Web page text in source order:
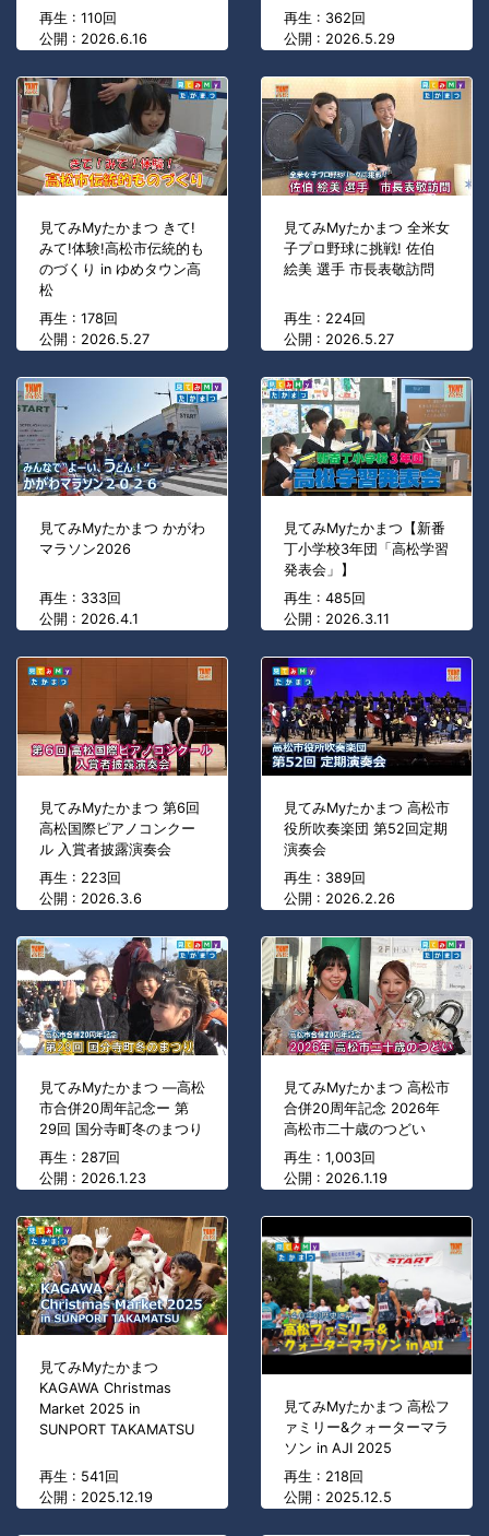
再生 : 110回
公開 : 2026.6.16
再生 : 362回
公開 : 2026.5.29
見てみMyたかまつ きて!
みて!体験!高松市伝統的も
のづくり in ゆめタウン高
松
再生 : 178回
公開 : 2026.5.27
見てみMyたかまつ 全米女
子プロ野球に挑戦! 佐伯
絵美 選手 市長表敬訪問
再生 : 224回
公開 : 2026.5.27
見てみMyたかまつ かがわ
マラソン2026
再生 : 333回
公開 : 2026.4.1
見てみMyたかまつ【新番
丁小学校3年団「高松学習
発表会」】
再生 : 485回
公開 : 2026.3.11
見てみMyたかまつ 第6回
高松国際ピアノコンクー
ル 入賞者披露演奏会
再生 : 223回
公開 : 2026.3.6
見てみMyたかまつ 高松市
役所吹奏楽団 第52回定期
演奏会
再生 : 389回
公開 : 2026.2.26
見てみMyたかまつ ―高松
市合併20周年記念ー 第
29回 国分寺町冬のまつり
再生 : 287回
公開 : 2026.1.23
見てみMyたかまつ 高松市
合併20周年記念 2026年
高松市二十歳のつどい
再生 : 1,003回
公開 : 2026.1.19
見てみMyたかまつ
KAGAWA Christmas
Market 2025 in
SUNPORT TAKAMATSU
再生 : 541回
公開 : 2025.12.19
見てみMyたかまつ 高松フ
ァミリー&クォーターマラ
ソン in AJI 2025
再生 : 218回
公開 : 2025.12.5